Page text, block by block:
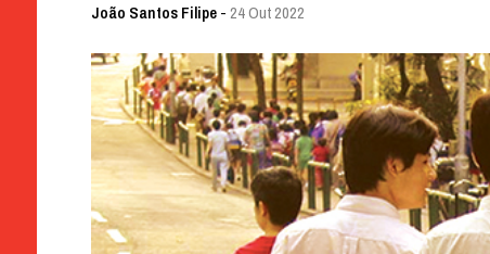
João Santos Filipe- 24 Out 2022